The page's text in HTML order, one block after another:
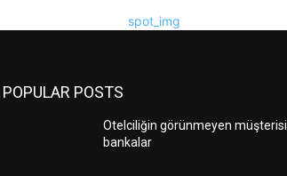
POPULAR POSTS
Otelciliğin görünmeyen müşterisi
bankalar